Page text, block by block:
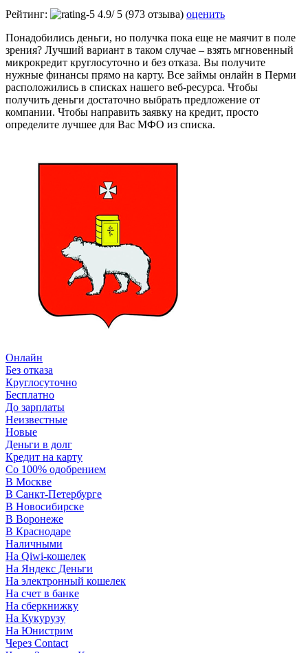
Рейтинг: 4.9/ 5 (973 отзыва) оценить
Понадобились деньги, но получка пока еще не маячит в поле
зрения? Лучший вариант в таком случае – взять мгновенный
микрокредит круглосуточно и без отказа. Вы получите
нужные финансы прямо на карту. Все займы онлайн в Перми
расположились в списках нашего веб-ресурса. Чтобы
получить деньги достаточно выбрать предложение от
компании. Чтобы направить заявку на кредит, просто
определите лучшее для Вас МФО из списка.
Онлайн
Без отказа
Круглосуточно
Бесплатно
До зарплаты
Неизвестные
Новые
Деньги в долг
Кредит на карту
Со 100% одобрением
В Москве
В Санкт-Петербурге
В Новосибирске
В Воронеже
В Краснодаре
Наличными
На Qiwi-кошелек
На Яндекс Деньги
На электронный кошелек
На счет в банке
На сберкнижку
На Кукурузу
На Юнистрим
Через Contact